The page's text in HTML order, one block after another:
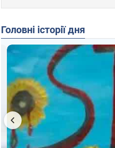
Головні історії дня